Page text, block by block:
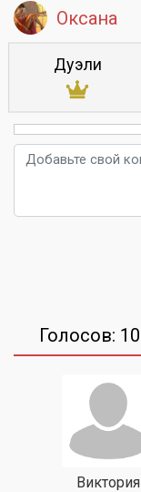
Оксана
Дуэли
Голосов: 10
Виктория